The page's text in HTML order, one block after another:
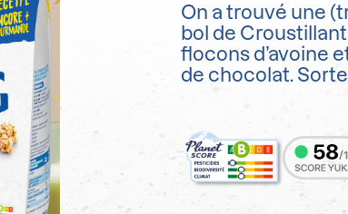
On a trouvé une
bol de
flocons d’avoine
de chocolat.